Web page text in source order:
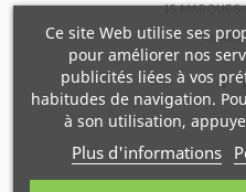
15
Ce site Web utilise ses
pour améliorer nos
publicités liées à vos
habitudes de navigation.
à son utilisation,
Plus d'informations